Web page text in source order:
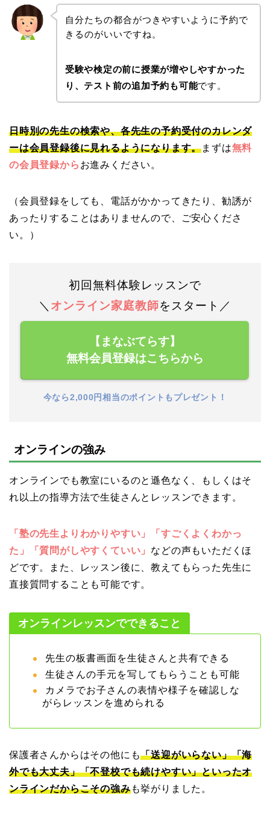
自分たちの都合がつきやすいように予約で
きるのがいいですね。
受験や検定の前に授業が増やしやすかった
り、テスト前の追加予約も可能です。
日時別の先生の検索や、各先生の予約受付のカレンダ
ーは会員登録後に見れるようになります。まずは無料
の会員登録から お進みください。
（会員登録をしても、電話がかかってきたり、勧誘が
あったりすることはありませんので、ご安心くださ
い。）
初回無料体験レッスンで
＼ オンライン家庭教師をスタート／
【まなぶてらす】
無料会員登録はこちらから
今なら2,000円相当のポイントもプレゼント！
オンラインの強み
オンラインでも教室にいるのと遜色なく、もしくはそ
れ以上の指導方法で生徒さんとレッスンできます。
「塾の先生よりわかりやすい」「すごくよくわかっ
た」「質問がしやすくていい」 などの声もいただくほ
どです。また、レッスン後に、教えてもらった先生に
直接質問することも可能です。
オンラインレッスンでできること
先生の板書画面を生徒さんと共有できる
生徒さんの手元を写してもらうことも可能
カメラでお子さんの表情や様子を確認しな
がらレッスンを進められる
保護者さんからはその他にも「送迎がいらない」「海
外でも大丈夫」「不登校でも続けやすい」といったオ
ンラインだからこその強みも挙がりました。